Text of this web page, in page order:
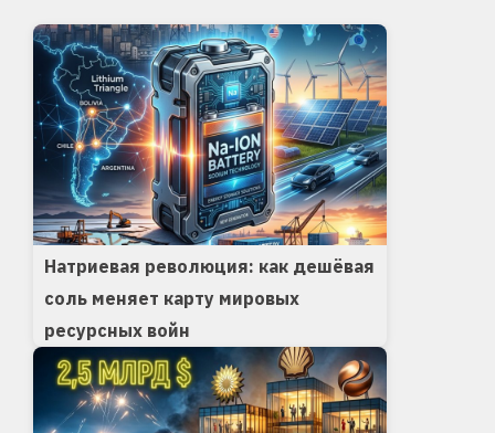
Натриевая революция: как дешёвая
соль меняет карту мировых
ресурсных войн